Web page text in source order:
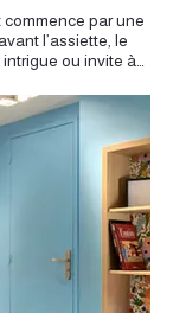
ambiance claire peuvent créer un lieu convivial, lisible et gourmand. Créer une ambiance acoustique confortable L’acoustique joue un rôle majeur dans l’expérience d’un restaurant. Une salle vivante apporte de l’énergie. Une salle trop résonante peut fatiguer. Le confort se trouve dans un équilibre entre animation et qualité d’écoute. Le projet doit intégrer cette dimension dès la conception. Les plafonds, les murs, les sols, les assises, les rideaux, les banquettes, les panneaux texturés, les tapis adaptés ou les éléments absorbants peuvent contribuer à une ambiance plus confortable. Le mobilier joue aussi un rôle. Une banquette tapissée, une bibliothèque, un claustra, un rideau épais ou un plafond traité peuvent adoucir les sons tout en participant à l’identité du lieu. Un bon confort acoustique permet aux clients d’échanger avec plaisir et aux équipes de travailler dans une ambiance plus équilibrée. Penser le confort des assises L’assise influence directement la durée du repas. Chaise, fauteuil, banquette, tabouret ou banc doivent être choisis selon le type d’expérience recherchée. Un repas long demande un confort plus enveloppant. Un service rapide peut accueillir une assise plus légère. Un bar demande des tabourets stables et bien proportionnés. Une banquette peut créer une atmosphère plus intime. Le confort se joue dans la hauteur, la profondeur, le dossier, le tissu, la stabilité et la relation avec la table. Le choix des assises participe aussi à l’identité visuelle du restaurant. Une chaise en bois donne une présence chaleureuse. Une banquette textile apporte de la douceur. Un fauteuil coloré peut créer un rythme. Un tabouret graphique peut renforcer le caractère d’un comptoir. Concevoir les circulations de service Un restaurant fonctionne grâce à une organisation fluide entre salle, cuisine, comptoir, réserve, sanitaires et zones techniques. Le plan doit accompagner le travail des équipes. Les serveurs doivent circuler facilement. Les plateaux doivent passer avec aisance. Les accès doivent être clairs. Les allers-retours entre cuisine et salle doivent être efficaces. Les zones de service doivent rester accessibles et discrètes. Cette fluidité influence la qualité du service. Un bon aménagement permet aux équipes de travailler avec plus de confort, de précision et de sérénité. Il améliore aussi l’expérience client, car le service semble plus naturel. L’architecture intérieure doit donc penser la salle du point de vue du client et du point de vue de celles et ceux qui y travaillent. Intégrer la cuisine dans le projet La cuisine est le cœur actif du restaurant. Selon le concept, elle peut être visible, partiellement ouverte ou plus discrète. Sa relation avec la salle doit être pensée avec précision. Une cuisine ouverte crée un lien direct avec le geste culinaire. Elle apporte du spectacle, de la transparence et une énergie particulière. Une cuisine semi-ouverte permet de suggérer l’activité tout en conservant une ambiance plus calme. Une cuisine fermée donne davantage